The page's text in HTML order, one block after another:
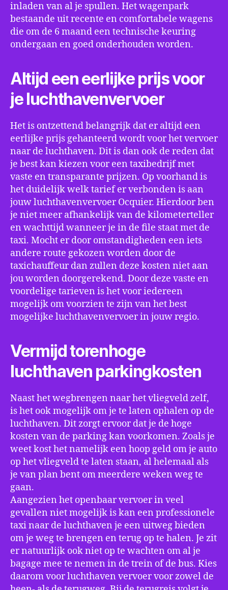
inladen van al je spullen. Het wagenpark
bestaande uit recente en comfortabele wagens
die om de 6 maand een technische keuring
ondergaan en goed onderhouden worden.
Altijd een eerlijke prijs voor
je luchthavenvervoer
Het is ontzettend belangrijk dat er altijd een
eerlijke prijs gehanteerd wordt voor het vervoer
naar de luchthaven. Dit is dan ook de reden dat
je best kan kiezen voor een taxibedrijf met
vaste en transparante prijzen. Op voorhand is
het duidelijk welk tarief er verbonden is aan
jouw luchthavenvervoer Ocquier. Hierdoor ben
je niet meer afhankelijk van de kilometerteller
en wachttijd wanneer je in de file staat met de
taxi. Mocht er door omstandigheden een iets
andere route gekozen worden door de
taxichauffeur dan zullen deze kosten niet aan
jou worden doorgerekend. Door deze vaste en
voordelige tarieven is het voor iedereen
mogelijk om voorzien te zijn van het best
mogelijke luchthavenvervoer in jouw regio.
Vermijd torenhoge
luchthaven parkingkosten
Naast het wegbrengen naar het vliegveld zelf,
is het ook mogelijk om je te laten ophalen op de
luchthaven. Dit zorgt ervoor dat je de hoge
kosten van de parking kan voorkomen. Zoals je
weet kost het namelijk een hoop geld om je auto
op het vliegveld te laten staan, al helemaal als
je van plan bent om meerdere weken weg te
gaan.
Aangezien het openbaar vervoer in veel
gevallen niet mogelijk is kan een professionele
taxi naar de luchthaven je een uitweg bieden
om je weg te brengen en terug op te halen. Je zit
er natuurlijk ook niet op te wachten om al je
bagage mee te nemen in de trein of de bus. Kies
daarom voor luchthaven vervoer voor zowel de